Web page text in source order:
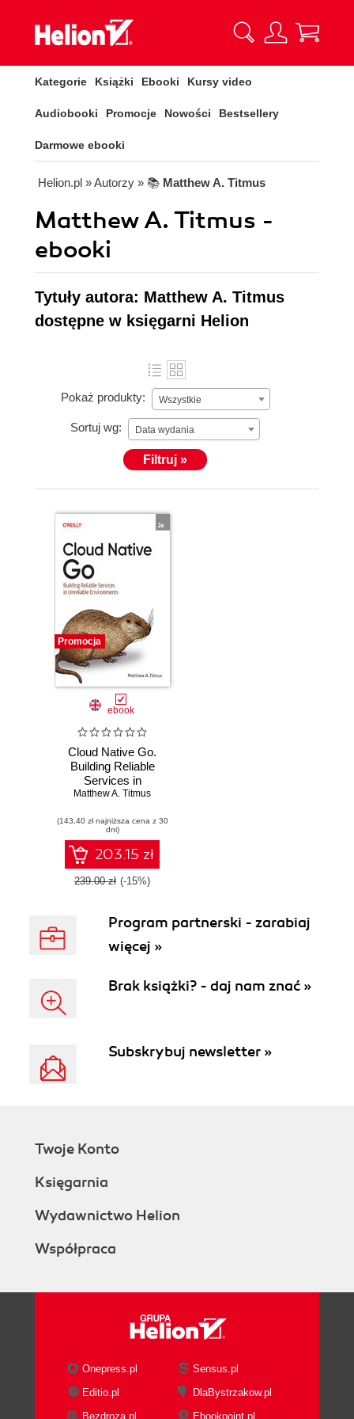
Kategorie Książki Ebooki Kursy video
Audiobooki Promocje Nowości Bestsellery
Darmowe ebooki
Helion.pl » Autorzy » 📚 Matthew A. Titmus
Matthew A. Titmus -
ebooki
Tytuły autora: Matthew A. Titmus
dostępne w księgarni Helion
Pokaż produkty: Wszystkie
Sortuj wg: Data wydania
Filtruj »
Promocja
ebook
Cloud Native Go.
Building Reliable
Services in
Unreliable
Edition
Matthew A. Titmus
(143,40 zł najniższa cena z 30
dni)
203.15 zł
239.00 zł (-15%)
Program partnerski - zarabiaj
więcej »
Brak książki? - daj nam znać »
Subskrybuj newsletter »
Twoje Konto
Księgarnia
Wydawnictwo Helion
Współpraca
Onepress.pl
Sensus.pl
Editio.pl
DlaBystrzakow.pl
Bezdroza.pl
Ebookpoint.pl